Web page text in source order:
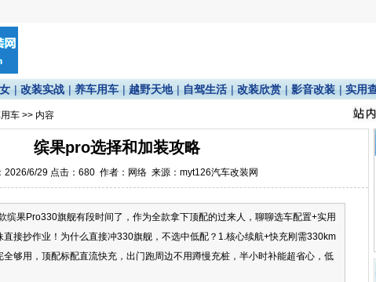
|改装实战 |养车用车 |越野天地 |自驾生活 |改装欣赏 |影音改装 |实用
车 >> 内容
缤果pro选择和加装攻略
2026/6/29 点击： 680作者：网络 来源：myt126汽车改装网
缤果Pro330旗舰有段时间了，作为全款拿下顶配的过来人，聊聊选车配置+实用
直接抄作业！为什么直接冲330旗舰，不选中低配？1.核心续航+快充刚需330km
够用，顶配标配直流快充，出门跑周边不用蹲慢充桩，半小时补能超省心，低